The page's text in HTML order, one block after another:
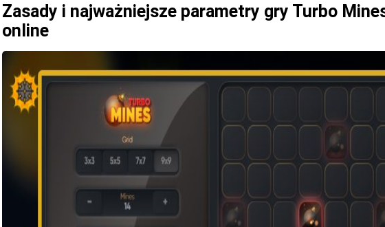
Zasady i najważniejsze parametry gry Turbo
online